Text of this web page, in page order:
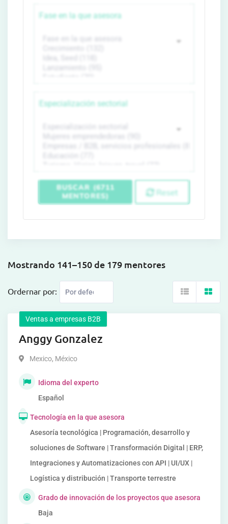
Fase en la que asesora
Especialización sectorial
BUSCAR (6711
MENTORES)
Reset
Mostrando 141–150 de 179 mentores
Ordernar por:
Ventas a empresas B2B
Anggy Gonzalez
Mexico, México
Idioma del experto
Español
Tecnología en la que asesora
Asesoría tecnológica | Programación, desarrollo y
soluciones de Software | Transformación Digital | ERP,
Integraciones y Automatizaciones con API | UI/UX |
Logística y distribución | Transporte terrestre
Grado de innovación de los proyectos que asesora
Baja